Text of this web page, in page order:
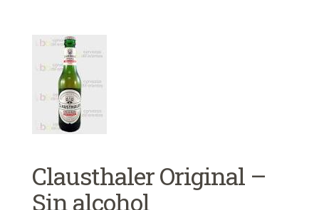
Clausthaler Original –
Sin alcohol